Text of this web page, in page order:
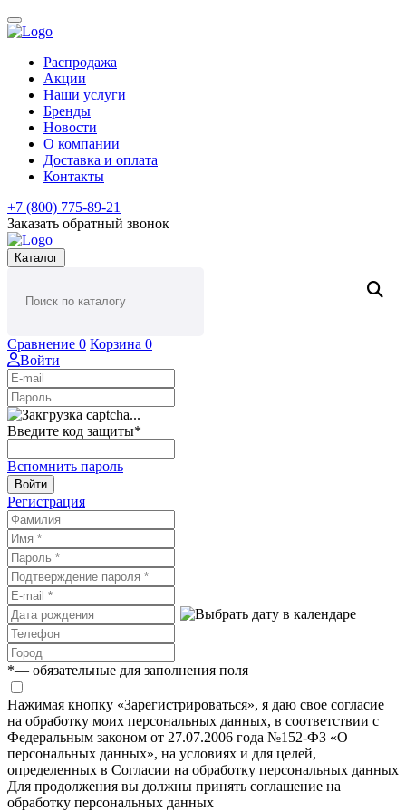
Распродажа
Акции
Наши услуги
Бренды
Новости
О компании
Доставка и оплата
Контакты
+7 (800) 775-89-21
Заказать обратный звонок
Каталог
Сравнение 0 Корзина 0
Войти
Введите код защиты*
Вспомнить пароль
Войти
Регистрация
*— обязательные для заполнения поля
Нажимая кнопку «Зарегистрироваться», я даю свое согласие
на обработку моих персональных данных, в соответствии с
Федеральным законом от 27.07.2006 года №152-ФЗ «О
персональных данных», на условиях и для целей,
определенных в Согласии на обработку персональных данных
Для продолжения вы должны принять соглашение на
обработку персональных данных